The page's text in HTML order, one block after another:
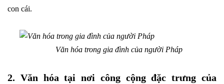
con cái.
Văn hóa trong gia đình của người Pháp
2. Văn hóa tại nơi công cộng đặc trưng của